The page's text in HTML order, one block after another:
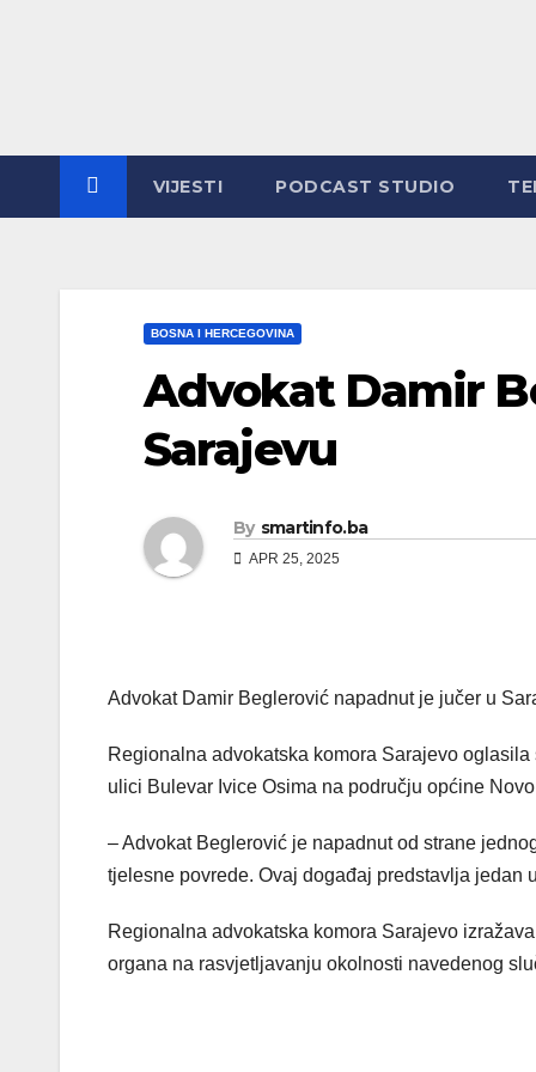
VIJESTI PODCAST STUDIO
BOSNA I HERCEGOVINA
Advokat Damir
Sarajevu
By smartinfo.ba
APR 25, 2025
Advokat Damir Beglerović napadnut je jučer u
Regionalna advokatska komora Sarajevo
ulici Bulevar Ivice Osima na području općine
– Advokat Beglerović je napadnut od strane
tjelesne povrede. Ovaj događaj predstavlja jedan
Regionalna advokatska komora Sarajevo
organa na rasvjetljavanju okolnosti navedenog